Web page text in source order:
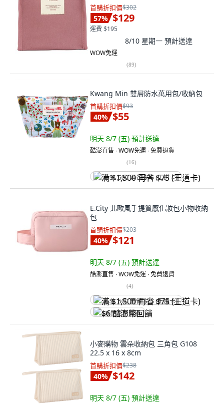
首購折扣價$302
57% $129
運費 $195
8/10 星期一 預計送達
WOW免運
(89)
Kwang Min 雙層防水萬用包/收納包
首購折扣價$93
40% $55
明天 8/7 (五) 預計送達
酷澎直售 ∙ WOW免運 ∙ 免費退貨
(16)
满 $1,500 再省 $75 (王道卡)
E.City 北歐風手提質感化妝包小物收納
包
首購折扣價$203
40% $121
明天 8/7 (五) 預計送達
酷澎直售 ∙ WOW免運 ∙ 免費退貨
(4)
满 $1,500 再省 $75 (王道卡)
$6 酷澎幣回饋
小麥購物 雲朵收納包 三角包 G108
22.5 x 16 x 8cm
首購折扣價$238
40% $142
明天 8/7 (五) 預計送達